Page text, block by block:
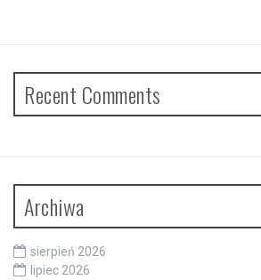
Recent Comments
Archiwa
sierpień 2026
lipiec 2026